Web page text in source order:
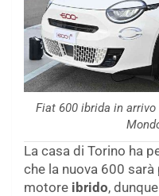
Fiat 600 ibrida in
La casa di Torino ha
che la nuova 600
motore ibrido,